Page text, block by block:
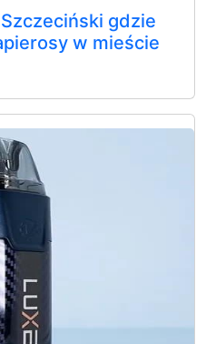
gdzie
w mieście